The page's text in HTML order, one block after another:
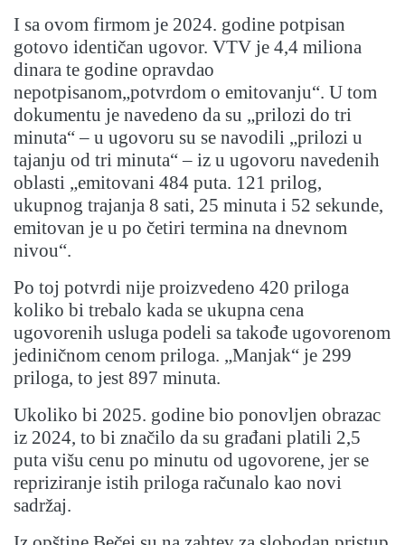
I sa ovom firmom je 2024. godine potpisan
gotovo identičan ugovor. VTV je 4,4 miliona
dinara te godine opravdao
nepotpisanom„potvrdom o emitovanju“. U tom
dokumentu je navedeno da su „prilozi do tri
minuta“ – u ugovoru su se navodili „prilozi u
tajanju od tri minuta“ – iz u ugovoru navedenih
oblasti „emitovani 484 puta. 121 prilog,
ukupnog trajanja 8 sati, 25 minuta i 52 sekunde,
emitovan je u po četiri termina na dnevnom
nivou“.
Po toj potvrdi nije proizvedeno 420 priloga
koliko bi trebalo kada se ukupna cena
ugovorenih usluga podeli sa takođe ugovorenom
jediničnom cenom priloga. „Manjak“ je 299
priloga, to jest 897 minuta.
Ukoliko bi 2025. godine bio ponovljen obrazac
iz 2024, to bi značilo da su građani platili 2,5
puta višu cenu po minutu od ugovorene, jer se
repriziranje istih priloga računalo kao novi
sadržaj.